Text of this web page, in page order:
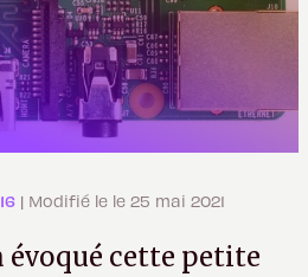
| Modifié le le 25 mai 2021
évoqué cette petite